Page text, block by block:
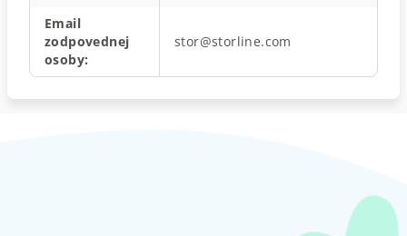
Email
zodpovednej
osoby:
stor@storline.com